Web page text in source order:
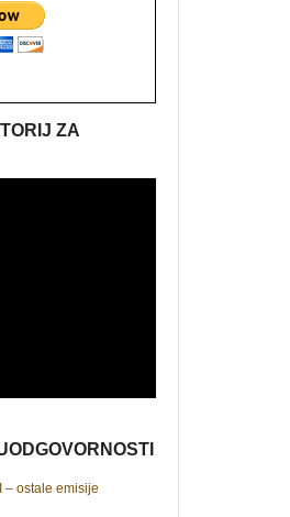
ZA
– ostale emisije